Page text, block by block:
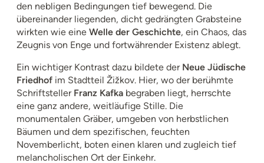
den nebligen Bedingungen tief bewegend. Die
übereinander liegenden, dicht gedrängten Grabsteine
wirkten wie eine Welle der Geschichte, ein Chaos, das
Zeugnis von Enge und fortwährender Existenz ablegt.
Ein wichtiger Kontrast dazu bildete der Neue Jüdische
Friedhof im Stadtteil Žižkov. Hier, wo der berühmte
Schriftsteller Franz Kafka begraben liegt, herrschte
eine ganz andere, weitläufige Stille. Die
monumentalen Gräber, umgeben von herbstlichen
Bäumen und dem spezifischen, feuchten
Novemberlicht, boten einen klaren und zugleich tief
melancholischen Ort der Einkehr.